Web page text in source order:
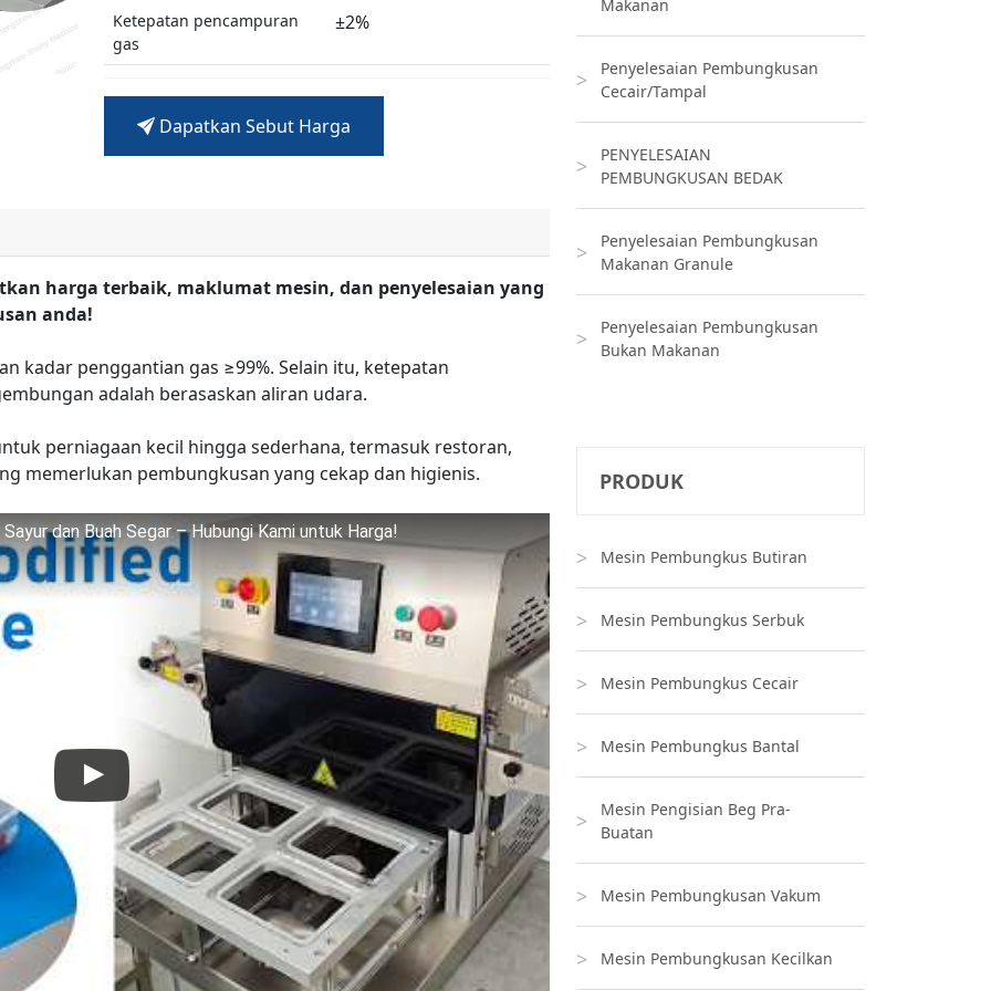
Ketepatan pencampuran
gas
±2%
Dapatkan Sebut Harga
harga terbaik, maklumat mesin, dan penyelesaian yang
anda!
kadar penggantian gas ≥99%. Selain itu, ketepatan
adalah berasaskan aliran udara.
perniagaan kecil hingga sederhana, termasuk restoran,
memerlukan pembungkusan yang cekap dan higienis.
dan Buah Segar – Hubungi Kami untuk Harga!
Makanan
Penyelesaian Pembungkusan
Cecair/Tampal
PENYELESAIAN
PEMBUNGKUSAN BEDAK
Penyelesaian Pembungkusan
Makanan Granule
Penyelesaian Pembungkusan
Bukan Makanan
PRODUK
Mesin Pembungkus Butiran
Mesin Pembungkus Serbuk
Mesin Pembungkus Cecair
Mesin Pembungkus Bantal
Mesin Pengisian Beg Pra-
Buatan
Mesin Pembungkusan Vakum
Mesin Pembungkusan Kecilkan